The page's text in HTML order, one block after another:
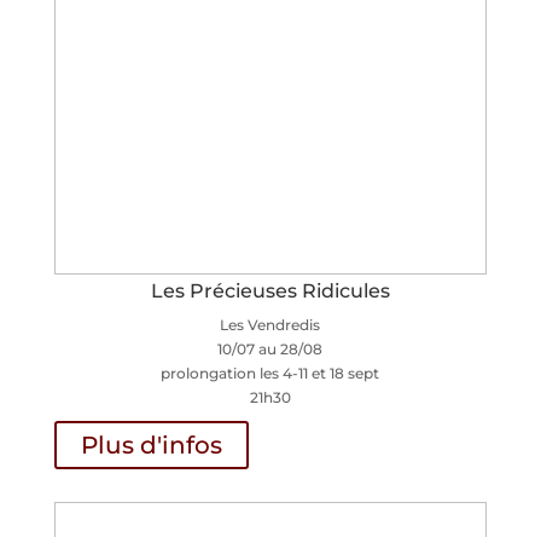
Les Précieuses Ridicules
Les Vendredis
10/07 au 28/08
prolongation les 4-11 et 18 sept
21h30
Plus d'infos